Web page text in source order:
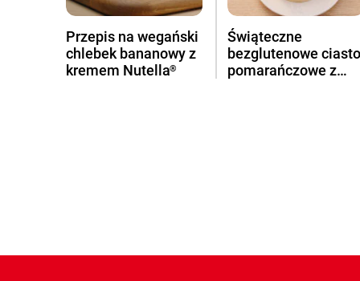
Przepis na wegański
chlebek bananowy z
kremem Nutella®
Świąteczne
bezglutenowe
pomarańczowe z